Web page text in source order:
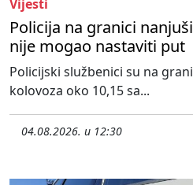
Vijesti
Policija na granici
nije mogao nastaviti put
Policijski službenici su na
kolovoza oko 10,15 sa...
04.08.2026. u 12:30